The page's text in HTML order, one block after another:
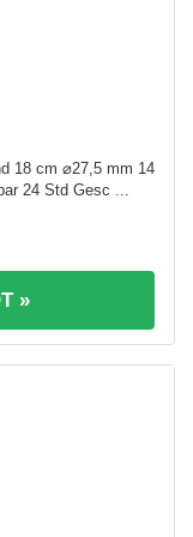
18 cm ⌀27,5 mm 14
24 Std Gesc ...
»